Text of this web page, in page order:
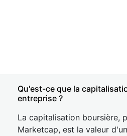
Qu'est-ce que la
entreprise ?
La capitalisation boursière,
Marketcap, est la valeur